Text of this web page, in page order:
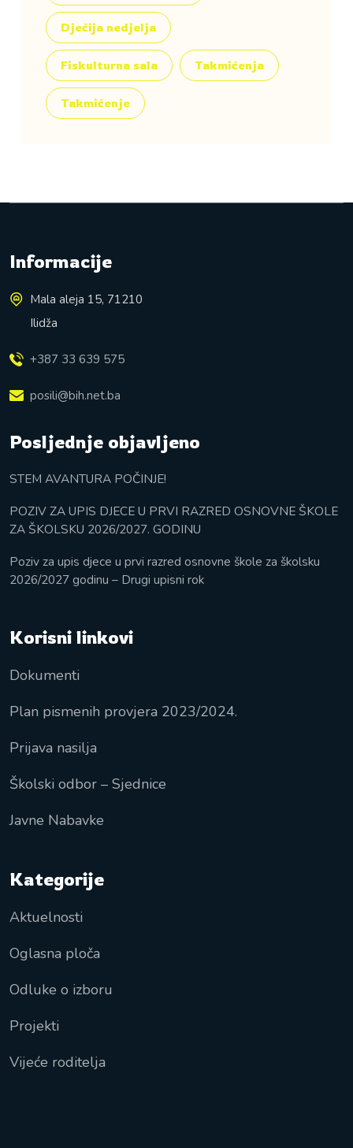
Dječija nedjelja
Fiskulturna sala Takmičenja
Takmičenje
Informacije
Mala aleja 15, 71210
Ilidža
+387 33 639 575
posili@bih.net.ba
Posljednje objavljeno
STEM AVANTURA POČINJE!
POZIV ZA UPIS DJECE U PRVI RAZRED OSNOVNE ŠKOLE
ZA ŠKOLSKU 2026/2027. GODINU
Poziv za upis djece u prvi razred osnovne škole za školsku
2026/2027 godinu – Drugi upisni rok
Korisni linkovi
Dokumenti
Plan pismenih provjera 2023/2024.
Prijava nasilja
Školski odbor – Sjednice
Javne Nabavke
Kategorije
Aktuelnosti
Oglasna ploča
Odluke o izboru
Projekti
Vijeće roditelja